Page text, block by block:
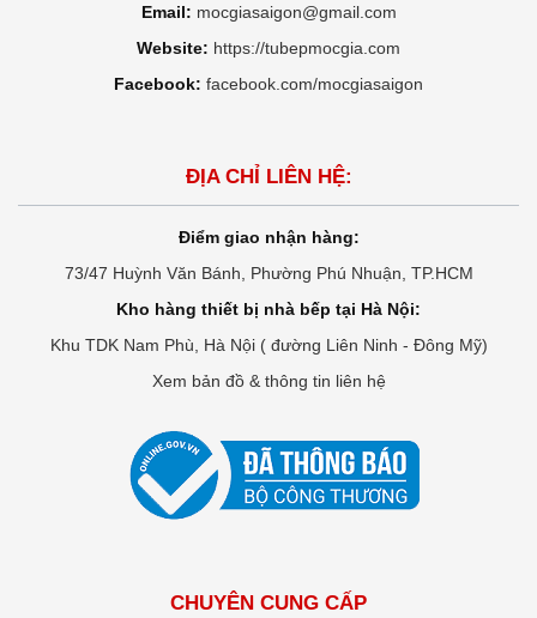
Email: mocgiasaigon@gmail.com
Website: https://tubepmocgia.com
Facebook: facebook.com/mocgiasaigon
ĐỊA CHỈ LIÊN HỆ:
Điểm giao nhận hàng:
73/47 Huỳnh Văn Bánh, Phường Phú Nhuận, TP.HCM
Kho hàng thiết bị nhà bếp tại Hà Nội:
Khu TDK Nam Phù, Hà Nội ( đường Liên Ninh - Đông Mỹ)
Xem bản đồ & thông tin liên hệ
CHUYÊN CUNG CẤP